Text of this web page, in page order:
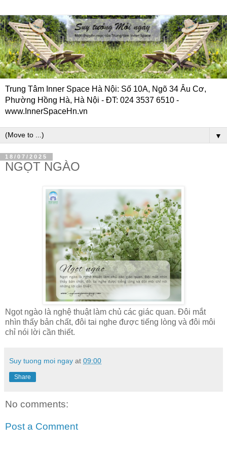
Trung Tâm Inner Space Hà Nội: Số 10A, Ngõ 34 Âu Cơ,
Phường Hồng Hà, Hà Nội - ĐT: 024 3537 6510 -
www.InnerSpaceHn.vn
▼
18/07/2025
NGỌT NGÀO
Ngọt ngào là nghệ thuật làm chủ các giác quan. Đôi mắt
nhìn thấy bản chất, đôi tai nghe được tiếng lòng và đôi môi
chỉ nói lời cần thiết.
Suy tuong moi ngay at 09:00
Share
No comments:
Post a Comment